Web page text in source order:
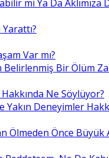
mi Ya Da Aklımıza
Var mı?
Bir Ölüm
Ne Söylüyor?
Yakın Deneyimler
Ölmeden Önce Büyük